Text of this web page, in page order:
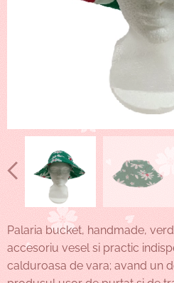
Palaria bucket, handmade,
accesoriu vesel si practic
calduroasa de vara; avand un